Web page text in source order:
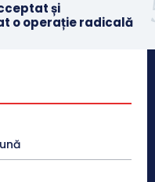
și
o operație radicală